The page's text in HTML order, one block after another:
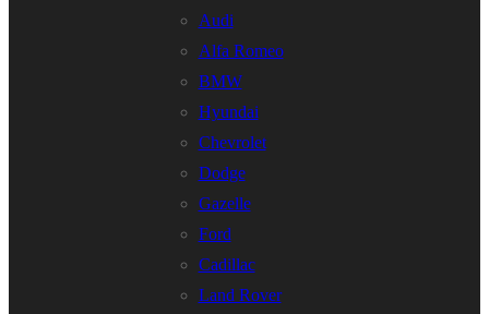
Audi
Alfa Romeo
BMW
Hyundai
Chevrolet
Dodge
Gazelle
Ford
Cadillac
Land Rover